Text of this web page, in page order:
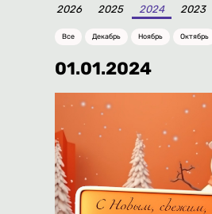
2026 2025 2024 2023
Все Декабрь Ноябрь Октябрь
01.01.2024